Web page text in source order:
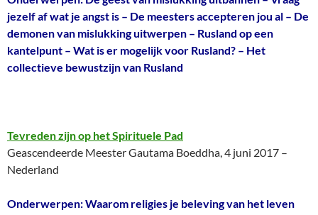
jezelf af wat je angst is – De meesters accepteren jou al – De
demonen van mislukking uitwerpen – Rusland op een
kantelpunt – Wat is er mogelijk voor Rusland? – Het
collectieve bewustzijn van Rusland
Tevreden zijn op het Spirituele Pad
Geascendeerde Meester Gautama Boeddha, 4 juni 2017 –
Nederland
Onderwerpen: Waarom religies je beleving van het leven